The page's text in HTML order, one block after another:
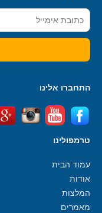
התחברו אלינו
טרמפולינו
עמוד הבית
אודות
המלצות
מאמרים